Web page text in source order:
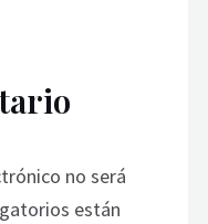
no será
están